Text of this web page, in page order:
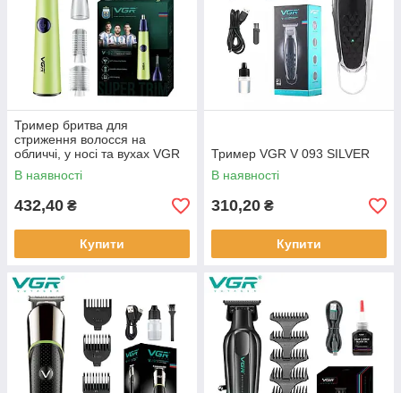
Тример бритва для
стриження волосся на
обличчі, у носі та вухах VGR
V-627 (100)
В наявності
432,40 ₴
Купити
Тример VGR V 093 SILVER
В наявності
310,20 ₴
Купити